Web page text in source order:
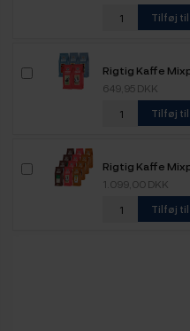
Tilføj til
Rigtig Kaffe
649,95 DKK
Tilføj til
Rigtig Kaffe
1.099,00 DKK
Tilføj til